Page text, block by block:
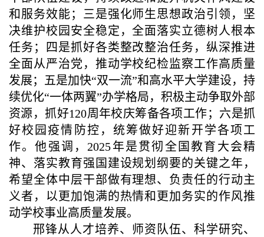
和服务效能；三是强化师生思想政治引领，坚
决维护校园安全稳定，全面落实立德树人根本
任务；四是抓好各类整改整治任务，纵深推进
全面从严治党，推动学校纪检监察工作高质量
发展；五是加快“双一流”和高水平大学建设，持
续优化“一体两翼”办学格局，积极主动争取外部
资源，抓好120周年校庆筹备各项工作；六是抓
好校园疫情防控，统筹做好迎新开学各项工
作。他强调，2025年是贯彻全国教育大会精
神、落实教育强国建设规划纲要的关键之年，
希望全体中层干部做有理想、负责任的行动主
义者，以更加饱满的热情和更加务实的作风推
动学校事业高质量发展。
邢锋从人才培养、师资队伍、科学研究、